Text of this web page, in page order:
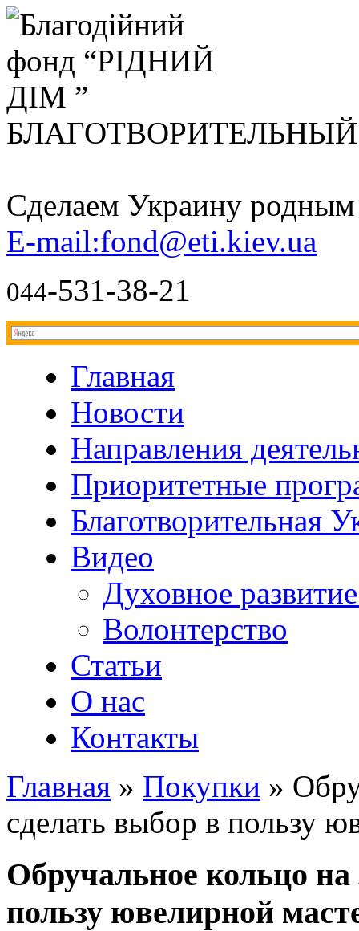
Сделаем Украину родным
E-mail:fond@eti.kiev.ua
044-531-38-21
Главная
Новости
Направления
Приоритетные
Благотворительная
Видео
Духовное
Волонтерство
Статьи
О нас
Контакты
Главная » Покупки »
сделать выбор в пользу
Обручальное кольцо
пользу ювелирной